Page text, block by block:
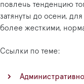
повлечь тенденцию
затянуты до осени,
более жесткими,
Ссылки по теме: